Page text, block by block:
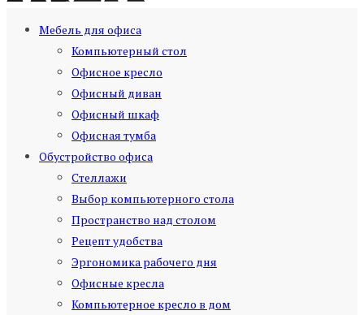
Мебель для офиса
Компьютерный стол
Офисное кресло
Офисный диван
Офисный шкаф
Офисная тумба
Обустройство офиса
Стеллажи
Выбор компьютерного стола
Пространство над столом
Рецепт удобства
Эргономика рабочего дня
Офисные кресла
Компьютерное кресло в дом